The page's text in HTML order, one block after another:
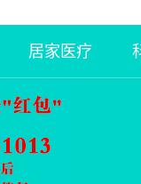
居家医疗